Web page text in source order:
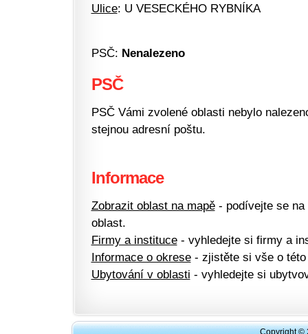
Ulice: U VESECKÉHO RYBNÍKA
PSČ: Nenalezeno
PSČ
PSČ Vámi zvolené oblasti nebylo
stejnou adresní poštu.
Informace
Zobrazit oblast na mapě- podívejte se na
oblast.
Firmy a instituce- vyhledejte si firmy a
Informace o okrese- zjistěte si vše o této
Ubytování v oblasti - vyhledejte si
Copyright ©